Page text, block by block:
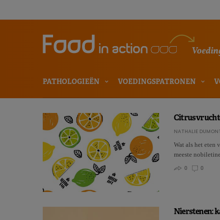
PATHOLOGIEËN VOEDINGSPATRONEN
NATHALIE
Wat als het eten
meeste
0
0
Nierstenen: